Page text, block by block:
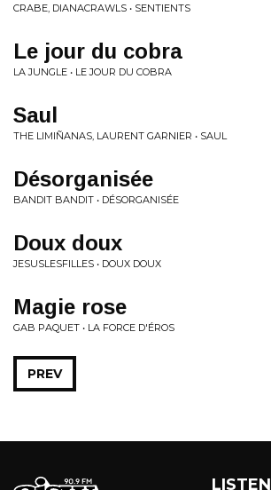
CRABE, DIANACRAWLS • SENTIENTS
Le jour du cobra
LA JUNGLE • LE JOUR DU COBRA
Saul
THE LIMIÑANAS, LAURENT GARNIER • SAUL
Désorganisée
BANDIT BANDIT • DÉSORGANISÉE
Doux doux
JESUSLESFILLES • DOUX DOUX
Magie rose
GAB PAQUET • LA FORCE D'ÉROS
PREV
LISTEN